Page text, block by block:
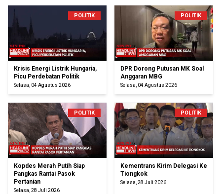
POLITIK
Krisis Energi Listrik Hungaria,
Picu Perdebatan Politik
Selasa, 04 Agustus 2026
POLITIK
DPR Dorong Putusan MK Soal
Anggaran MBG
Selasa, 04 Agustus 2026
POLITIK
Kopdes Merah Putih Siap
Pangkas Rantai Pasok
Pertanian
Selasa, 28 Juli 2026
POLITIK
Kementrans Kirim Delegasi Ke
Tiongkok
Selasa, 28 Juli 2026